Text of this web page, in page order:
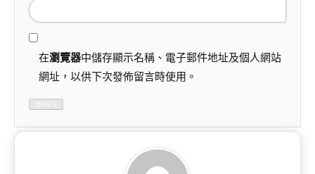
在瀏覽器中儲存顯示名稱、電子郵件地址及個人網站
網址，以供下次發佈留言時使用。